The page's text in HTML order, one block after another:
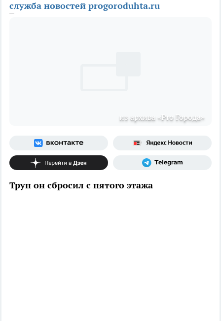
служба новостей progoroduhta.ru
из архива «Pro Города»
Труп он сбросил с пятого этажа